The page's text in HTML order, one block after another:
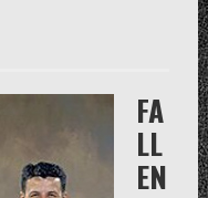
FA
LL
EN